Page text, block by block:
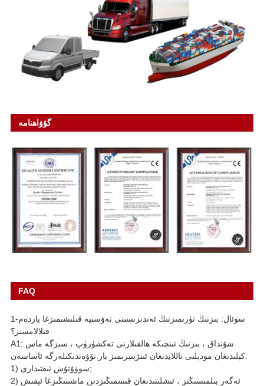
گۇۋاھنامە
FAQ
1-سوئال: بىزنىڭ تۈرىمىزنىڭ ئەندىزىسىنى تەۋسىيە قىلىشىمىزغا ياردەم
قىلالامسىز؟
A1: شۇنداق ، بىزنىڭ ئىنچىكە ھالقىلارنى تەكشۈرۈپ ، سىزگە ماس
كېلىدىغان مودېلنى تاللايدىغان ئىنژېنېرىمىز بار.تۆۋەندىكىلەرگە ئاساسەن:
1) سوۋۇتۇش ئىقتىدارى;
2) ئەگەر بىلمىسىڭىز ، ئىشلىتىدىغان قىسمىڭىزدىن ماشىنىڭىزغا ئېقىش